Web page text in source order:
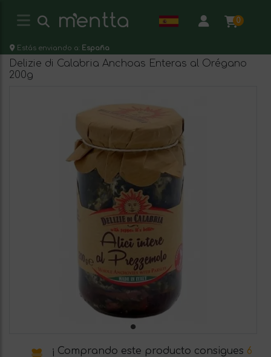
0
Estás enviando a: España
Delizie di Calabria Anchoas Enteras al Orégano
200g
¡ Comprando este producto consigues 6